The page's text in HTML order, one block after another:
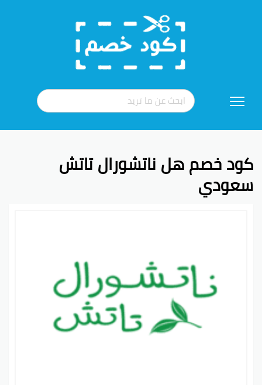
إلى
كود خصم هل ناتشورال تاتش
سعودي